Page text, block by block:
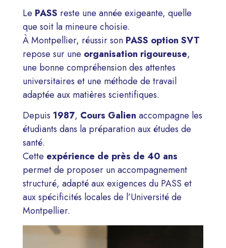
Le PASS reste une année exigeante, quelle
que soit la mineure choisie.
À Montpellier, réussir son PASS option SVT
repose sur une organisation rigoureuse,
une bonne compréhension des attentes
universitaires et une méthode de travail
adaptée aux matières scientifiques.
Depuis 1987, Cours Galien accompagne les
étudiants dans la préparation aux études de
santé.
Cette expérience de près de 40 ans
permet de proposer un accompagnement
structuré, adapté aux exigences du PASS et
aux spécificités locales de l’Université de
Montpellier.